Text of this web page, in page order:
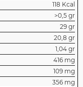
118 Kcal
>0,5 gr
29 gr
20,8 gr
1,04 gr
416 mg
109 mg
356 mg